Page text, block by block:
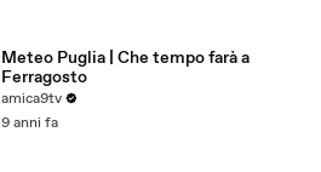
Meteo Puglia | Che tempo farà a
Ferragosto
amica9tv
9 anni fa